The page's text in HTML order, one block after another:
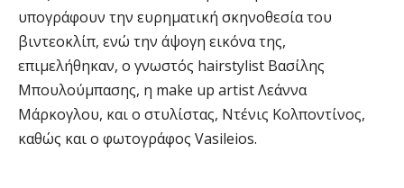
υπογράφουν την ευρηματική σκηνοθεσία του
βιντεοκλίπ, ενώ την άψογη εικόνα της,
επιμελήθηκαν, ο γνωστός hairstylist Βασίλης
Μπουλούμπασης, η make up artist Λεάννα
Μάρκογλου, και ο στυλίστας, Ντένις Κολποντίνος,
καθώς και ο φωτογράφος Vasileios.